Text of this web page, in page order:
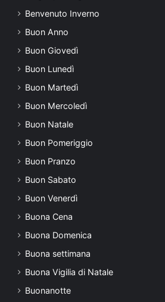
Benvenuto Inverno
Buon Anno
Buon Giovedì
Buon Lunedì
Buon Martedì
Buon Mercoledì
Buon Natale
Buon Pomeriggio
Buon Pranzo
Buon Sabato
Buon Venerdì
Buona Cena
Buona Domenica
Buona settimana
Buona Vigilia di Natale
Buonanotte